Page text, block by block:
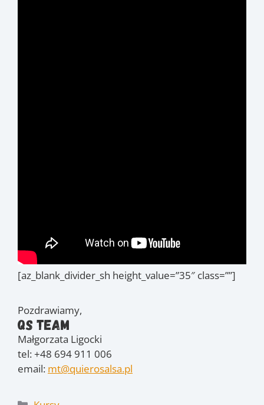
[az_blank_divider_sh height_value=”35″ class=””]
Pozdrawiamy,
QS Team
Małgorzata Ligocki
tel: +48 694 911 006
email: mt@quierosalsa.pl